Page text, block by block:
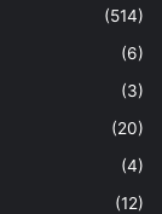
(514)
(6)
(3)
(20)
(4)
(12)